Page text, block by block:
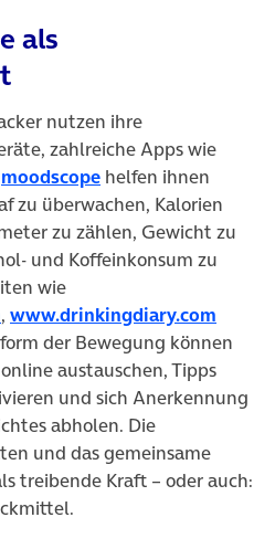
als
nutzen ihre
zahlreiche Apps wie
moodscope helfen ihnen
zu überwachen, Kalorien
zu zählen, Gewicht zu
und Koffeinkonsum zu
wie
, www.drinkingdiary.com
der Bewegung können
austauschen, Tipps
und sich Anerkennung
abholen. Die
und das gemeinsame
treibende Kraft – oder auch: